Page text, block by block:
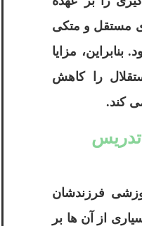
مستقل و متکی
بنابراین، مزایا
را کاهش
کند.
تدریس
فرزندشان
از آن ها بر